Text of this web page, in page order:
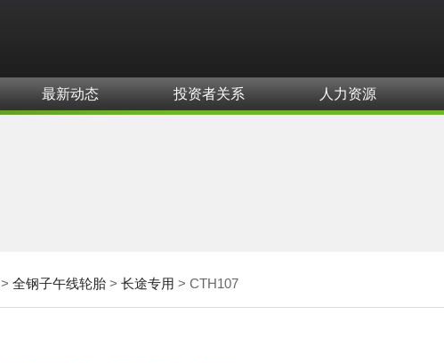
最新动态 投资者关系 人力资源
>全钢子午线轮胎 >长途专用 >CTH107